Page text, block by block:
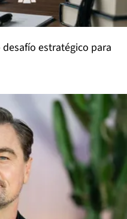
estratégico para